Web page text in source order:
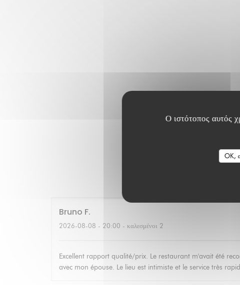
Ο ιστότοπος αυτός
OK,
Οι
Bruno F
2026-08-08 - 20:00 - καλεσμένοι 2
Excellent rapport qualité/prix. Le restaurant m'avait été
avec mon épouse. Le lieu est intimiste et le service très